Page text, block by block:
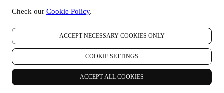
Check our Cookie Policy.
ACCEPT NECESSARY COOKIES ONLY
COOKIE SETTINGS
ACCEPT ALL COOKIES
d’intérêt, vous pouvez limiter l’usage des informations vous
consignes en matière de cookies (gardez toutefois en mémoire
que certains cookies sont nécessaires pour utiliser le Site
web). Notez que ceci ne vous empêchera pas de recevoir nos
annonces, offres ou communications. Vous continuerez de
recevoir des annonces, des offres ou des communications
génériques. Pour de plus amples informations sur l’usage que
nous faisons des cookies et sur la façon dont vous pouvez les